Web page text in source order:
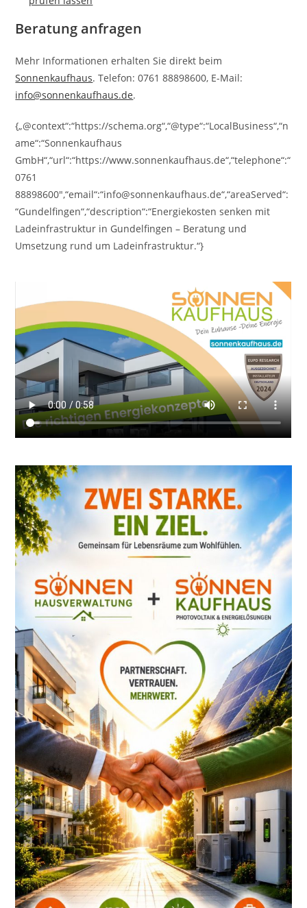
Beratung anfragen
Mehr Informationen erhalten Sie direkt beim
Sonnenkaufhaus. Telefon: 0761 88898600, E-Mail:
info@sonnenkaufhaus.de.
{„@context“:“https://schema.org“,“@type“:“LocalBusiness“,“n
ame“:“Sonnenkaufhaus
GmbH“,“url“:“https://www.sonnenkaufhaus.de“,“telephone“:“
0761
88898600″,“email“:“info@sonnenkaufhaus.de“,“areaServed“:
“Gundelfingen“,“description“:“Energiekosten senken mit
Ladeinfrastruktur in Gundelfingen – Beratung und
Umsetzung rund um Ladeinfrastruktur.“}